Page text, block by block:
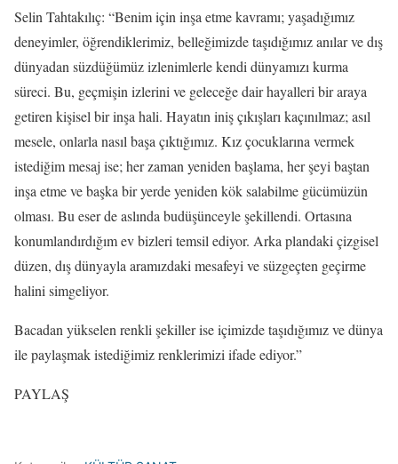
Selin Tahtakılıç: “Benim için inşa etme kavramı; yaşadığımız
deneyimler, öğrendiklerimiz, belleğimizde taşıdığımız anılar ve dış
dünyadan süzdüğümüz izlenimlerle kendi dünyamızı kurma
süreci. Bu, geçmişin izlerini ve geleceğe dair hayalleri bir araya
getiren kişisel bir inşa hali. Hayatın iniş çıkışları kaçınılmaz; asıl
mesele, onlarla nasıl başa çıktığımız. Kız çocuklarına vermek
istediğim mesaj ise; her zaman yeniden başlama, her şeyi baştan
inşa etme ve başka bir yerde yeniden kök salabilme gücümüzün
olması. Bu eser de aslında budüşünceyle şekillendi. Ortasına
konumlandırdığım ev bizleri temsil ediyor. Arka plandaki çizgisel
düzen, dış dünyayla aramızdaki mesafeyi ve süzgeçten geçirme
halini simgeliyor.
Bacadan yükselen renkli şekiller ise içimizde taşıdığımız ve dünya
ile paylaşmak istediğimiz renklerimizi ifade ediyor.”
PAYLAŞ